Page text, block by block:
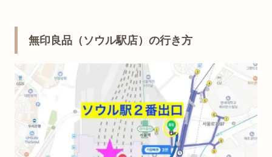
無印良品（ソウル駅店）の行き方